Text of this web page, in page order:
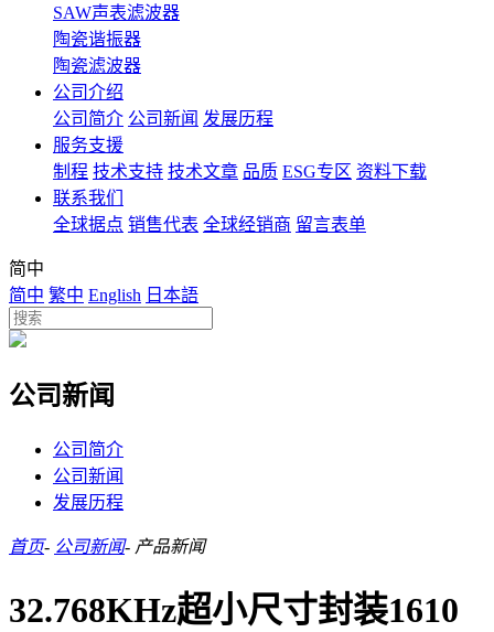
SAW声表滤波器
陶瓷谐振器
陶瓷滤波器
公司介绍
公司简介 公司新闻 发展历程
服务支援
制程 技术支持 技术文章 品质 ESG专区 资料下载
联系我们
全球据点 销售代表 全球经销商 留言表单
简中
简中 繁中 English 日本語
公司新闻
公司简介
公司新闻
发展历程
首页- 公司新闻- 产品新闻
32.768KHz超小尺寸封装1610